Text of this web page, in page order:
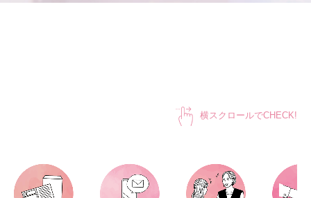
横スクロールでCHECK!